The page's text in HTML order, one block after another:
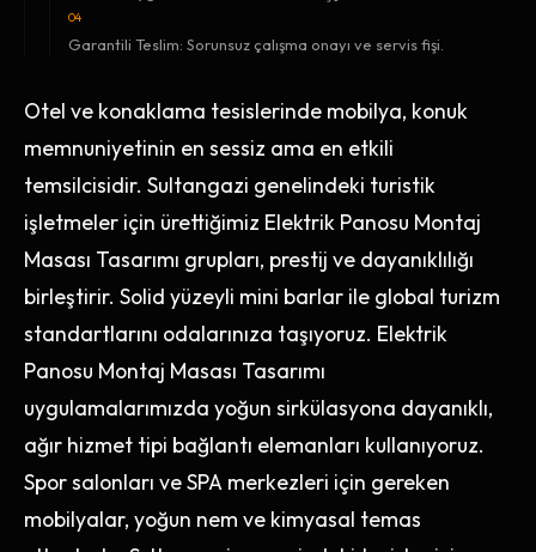
04
Garantili Teslim: Sorunsuz çalışma onayı ve servis fişi.
Otel ve konaklama tesislerinde mobilya, konuk
memnuniyetinin en sessiz ama en etkili
temsilcisidir. Sultangazi genelindeki turistik
işletmeler için ürettiğimiz Elektrik Panosu Montaj
Masası Tasarımı grupları, prestij ve dayanıklılığı
birleştirir. Solid yüzeyli mini barlar ile global turizm
standartlarını odalarınıza taşıyoruz. Elektrik
Panosu Montaj Masası Tasarımı
uygulamalarımızda yoğun sirkülasyona dayanıklı,
ağır hizmet tipi bağlantı elemanları kullanıyoruz.
Spor salonları ve SPA merkezleri için gereken
mobilyalar, yoğun nem ve kimyasal temas